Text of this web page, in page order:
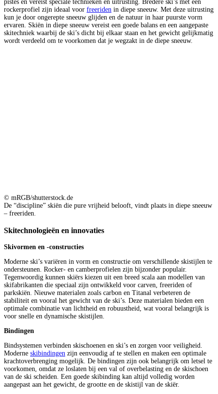
pistes en vereist speciale technieken en uitrusting. Bredere ski’s met een
rockerprofiel zijn ideaal voor freeriden in diepe sneeuw. Met deze uitrusting
kun je door ongerepte sneeuw glijden en de natuur in haar puurste vorm
ervaren. Skiën in diepe sneeuw vereist een goede balans en een aangepaste
skitechniek waarbij de ski’s dicht bij elkaar staan en het gewicht gelijkmatig
wordt verdeeld om te voorkomen dat je wegzakt in de diepe sneeuw.
© mRGB/shutterstock.de
De “discipline” skiën die pure vrijheid belooft, vindt plaats in diepe sneeuw
– freeriden.
Skitechnologieën en innovaties
Skivormen en -constructies
Moderne ski’s variëren in vorm en constructie om verschillende skistijlen te
ondersteunen. Rocker- en camberprofielen zijn bijzonder populair.
Tegenwoordig kunnen skiërs kiezen uit een breed scala aan modellen van
skifabrikanten die speciaal zijn ontwikkeld voor carven, freeriden of
parkskiën. Nieuwe materialen zoals carbon en Titanal verbeteren de
stabiliteit en vooral het gewicht van de ski’s. Deze materialen bieden een
optimale combinatie van lichtheid en robuustheid, wat vooral belangrijk is
voor snelle en dynamische skistijlen.
Bindingen
Bindsystemen verbinden skischoenen en ski’s en zorgen voor veiligheid.
Moderne skibindingen zijn eenvoudig af te stellen en maken een optimale
krachtoverbrenging mogelijk. De bindingen zijn ook belangrijk om letsel te
voorkomen, omdat ze loslaten bij een val of overbelasting en de skischoen
van de ski scheiden. Een goede skibinding kan altijd volledig worden
aangepast aan het gewicht, de grootte en de skistijl van de skiër.